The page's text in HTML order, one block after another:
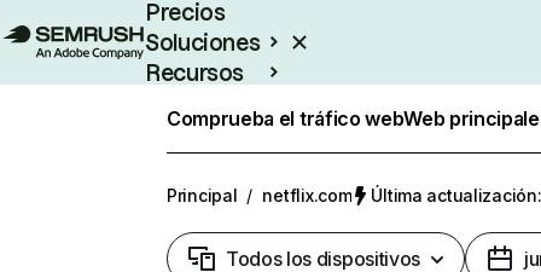
Precios
Soluciones
Recursos
Comprueba el tráfico webWeb
Principal / netflix.com Última
Todos los dispositivos